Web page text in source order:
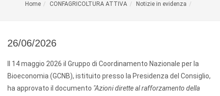
Home CONFAGRICOLTURA ATTIVA Notizie in evidenza
26/06/2026
Il 14 maggio 2026 il Gruppo di Coordinamento Nazionale per la
Bioeconomia (GCNB), istituito presso la Presidenza del Consiglio,
ha approvato il documento "Azioni dirette al rafforzamento della